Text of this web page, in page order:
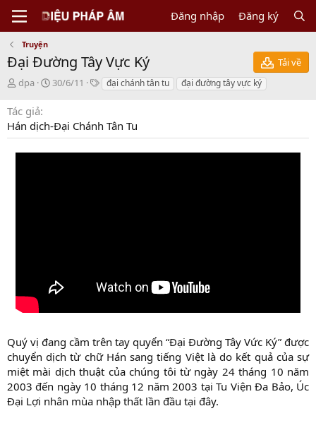
Đăng nhập Đăng ký
Truyện
Đại Đường Tây Vực Ký
Tải về
N
ư
ờ
i
dpa
C
a
t
30/6/11
T đại chánh tân tu đại đường tây vực ký
Tác giả
Hán dịch-Đại Chánh Tân Tu
Quý vị đang cầm trên tay quyển “Đại Đường Tây Vức Ký” được
chuyển dịch từ chữ Hán sang tiếng Việt là do kết quả của sự
miệt mài dịch thuật của chúng tôi từ ngày 24 tháng 10 năm
2003 đến ngày 10 tháng 12 năm 2003 tại Tu Viện Đa Bảo, Úc
Đại Lợi nhân mùa nhập thất lần đầu tại đây.